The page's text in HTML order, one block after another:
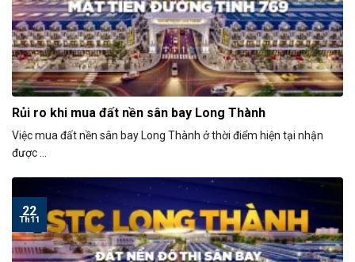
Rủi ro khi mua đất nền sân bay Long Thành
Việc mua đất nền sân bay Long Thành ở thời điểm hiện tại nhận
được ...
22
Th11